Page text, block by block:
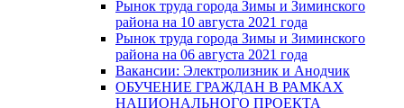
Рынок труда города Зимы и Зиминского
района на 10 августа 2021 года
Рынок труда города Зимы и Зиминского
района на 06 августа 2021 года
Вакансии: Электролизник и Анодчик
ОБУЧЕНИЕ ГРАЖДАН В РАМКАХ
НАЦИОНАЛЬНОГО ПРОЕКТА